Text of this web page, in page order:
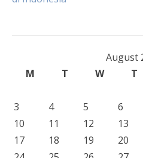
navigation
August
M
T W T
3
4 5 6
10
11 12 13
17
18 19 20